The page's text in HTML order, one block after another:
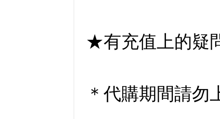
★有充值上的疑
＊代購期間請勿